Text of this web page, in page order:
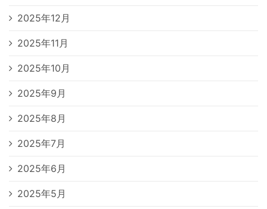
2025年12月
2025年11月
2025年10月
2025年9月
2025年8月
2025年7月
2025年6月
2025年5月